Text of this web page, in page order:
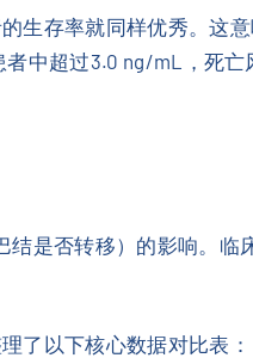
生存率就同样优秀。这
中超过3.0 ng/mL，死亡
是否转移）的影响。临
了以下核心数据对比表：